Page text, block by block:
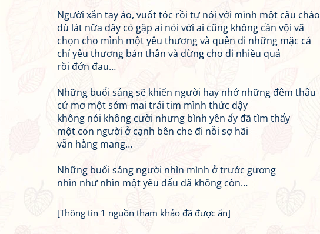
Người xắn tay áo, vuốt tóc rồi tự nói với mình một câu chào
dù lát nữa đây có gặp ai nói với ai cũng không cần vội vã
chọn cho mình một yêu thương và quên đi những mặc cả
chỉ yêu thương bản thân và đừng cho đi nhiều quá
rồi đớn đau…
Những buổi sáng sẽ khiến người hay nhớ những đêm thâu
cứ mơ một sớm mai trái tim mình thức dậy
không nói không cười nhưng bình yên ấy đã tìm thấy
một con người ở cạnh bên che đi nỗi sợ hãi
vẫn hằng mang…
Những buổi sáng người nhìn mình ở trước gương
nhìn như nhìn một yêu dấu đã không còn…
[Thông tin 1 nguồn tham khảo đã được ẩn]